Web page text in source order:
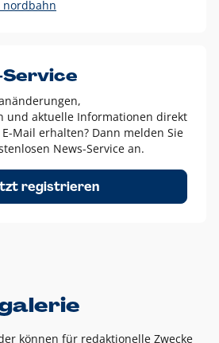
dürfen nur in Ausnahmefällen
Beispiel:
Fotohintergründen,
reine Schwarz-Weiß-Umsetzungen
ein Schutzraum von jeweils einer
AKN in alle Richtungen
nordbahn
Service
und aktuelle Informationen direkt
Mail erhalten? Dann melden Sie
News-Service an.
registrieren
können für redaktionelle Zwecke